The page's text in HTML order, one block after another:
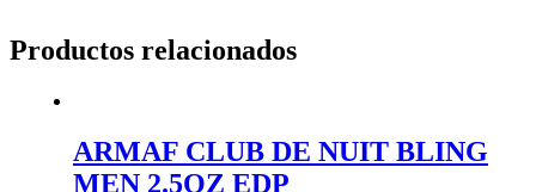
Productos relacionados
ARMAF CLUB DE NUIT BLING
MEN 2.5OZ EDP